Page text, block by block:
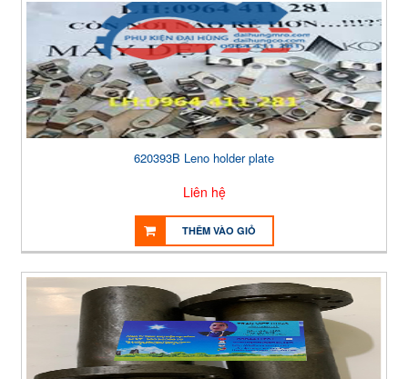
620393B Leno holder plate
Liên hệ
THÊM VÀO GIỎ